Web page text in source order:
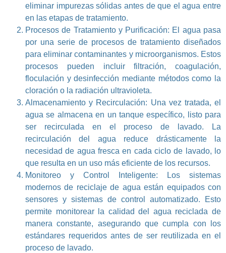
eliminar impurezas sólidas antes de que el agua entre
en las etapas de tratamiento.
Procesos de Tratamiento y Purificación: El agua pasa
por una serie de procesos de tratamiento diseñados
para eliminar contaminantes y microorganismos. Estos
procesos pueden incluir filtración, coagulación,
floculación y desinfección mediante métodos como la
cloración o la radiación ultravioleta.
Almacenamiento y Recirculación: Una vez tratada, el
agua se almacena en un tanque específico, listo para
ser recirculada en el proceso de lavado. La
recirculación del agua reduce drásticamente la
necesidad de agua fresca en cada ciclo de lavado, lo
que resulta en un uso más eficiente de los recursos.
Monitoreo y Control Inteligente: Los sistemas
modernos de reciclaje de agua están equipados con
sensores y sistemas de control automatizado. Esto
permite monitorear la calidad del agua reciclada de
manera constante, asegurando que cumpla con los
estándares requeridos antes de ser reutilizada en el
proceso de lavado.